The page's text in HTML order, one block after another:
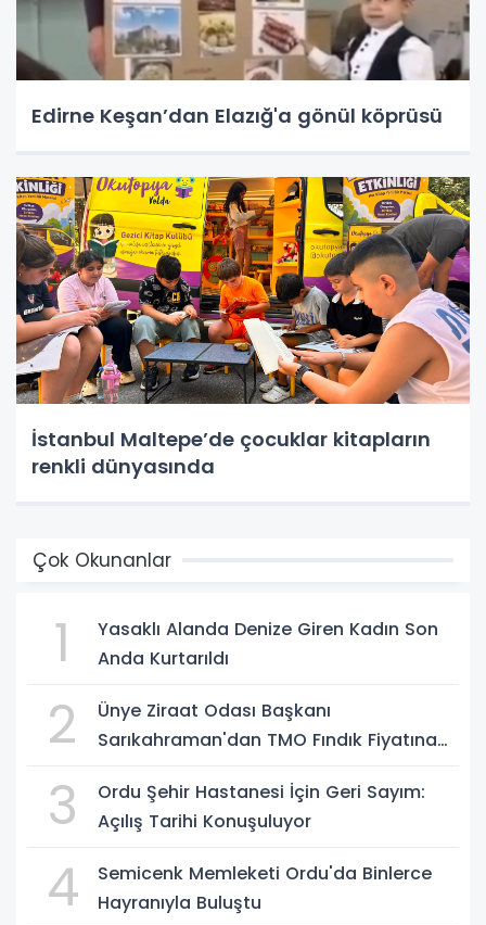
Edirne Keşan’dan Elazığ'a gönül köprüsü
İstanbul Maltepe’de çocuklar kitapların
renkli dünyasında
Çok Okunanlar
1
Yasaklı Alanda Denize Giren Kadın Son
Anda Kurtarıldı
2
Ünye Ziraat Odası Başkanı
Sarıkahraman'dan TMO Fındık Fiyatına
3
Ordu Şehir Hastanesi İçin Geri Sayım:
Açılış Tarihi Konuşuluyor
4
Semicenk Memleketi Ordu'da Binlerce
Hayranıyla Buluştu